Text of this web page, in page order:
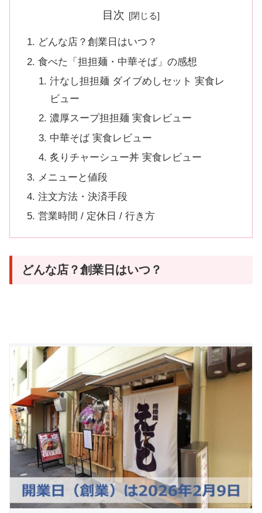
目次
どんな店？創業日はいつ？
食べた「担担麺・中華そば」の感想
汁なし担担麺 ダイブめしセット 実食レ
ビュー
濃厚スープ担担麺 実食レビュー
中華そば 実食レビュー
炙りチャーシュー丼 実食レビュー
メニューと値段
注文方法・決済手段
営業時間 / 定休日 / 行き方
どんな店？創業日はいつ？